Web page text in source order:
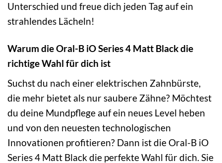
Unterschied und freue dich jeden Tag auf ein
strahlendes Lächeln!
Warum die Oral-B iO Series 4 Matt Black die
richtige Wahl für dich ist
Suchst du nach einer elektrischen Zahnbürste,
die mehr bietet als nur saubere Zähne? Möchtest
du deine Mundpflege auf ein neues Level heben
und von den neuesten technologischen
Innovationen profitieren? Dann ist die Oral-B iO
Series 4 Matt Black die perfekte Wahl für dich. Sie